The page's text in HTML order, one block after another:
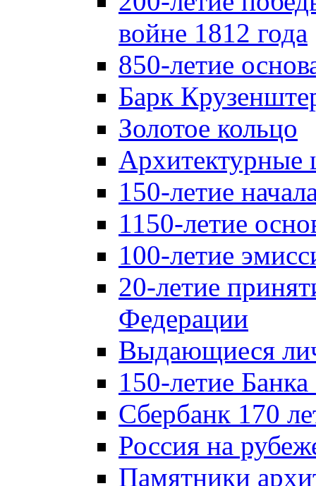
войне 1812 года
850-летие
Барк
Золотое кольцо
Архитектурные
150-летие
1150-летие
100-летие
20-летие
Федерации
Выдающиеся
150-летие
Сбербанк 170
Россия на
Памятники